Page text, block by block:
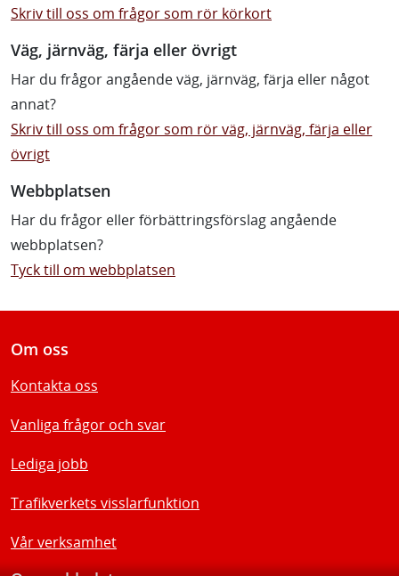
Skriv till oss om frågor som rör körkort
Väg, järnväg, färja eller övrigt
Har du frågor angående väg, järnväg, färja eller något
annat?
Skriv till oss om frågor som rör väg, järnväg, färja eller
övrigt
Webbplatsen
Har du frågor eller förbättringsförslag angående
webbplatsen?
Tyck till om webbplatsen
Om oss
Kontakta oss
Vanliga frågor och svar
Lediga jobb
Trafikverkets visslarfunktion
Vår verksamhet